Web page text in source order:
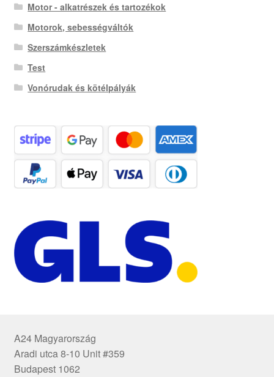
Motor - alkatrészek és tartozékok
Motorok, sebességváltók
Szerszámkészletek
Test
Vonórudak és kötélpályák
A24 Magyarország
Aradi utca 8-10 Unit #359
Budapest 1062